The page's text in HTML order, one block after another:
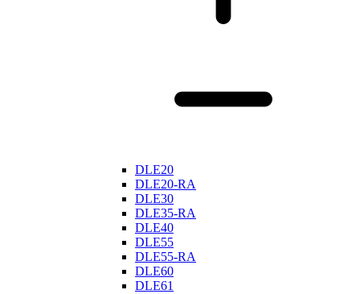
DLE20
DLE20-RA
DLE30
DLE35-RA
DLE40
DLE55
DLE55-RA
DLE60
DLE61